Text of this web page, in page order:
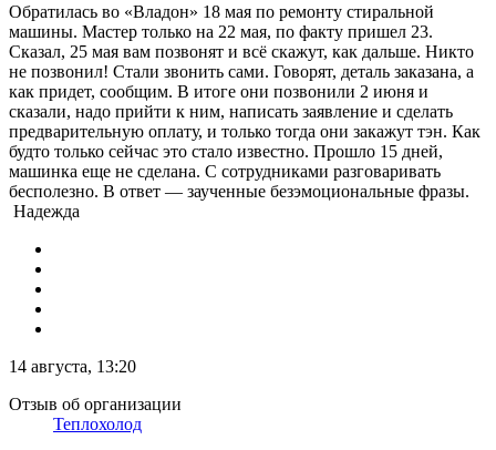
Обратилась во «Владон» 18 мая по ремонту стиральной
машины. Мастер только на 22 мая, по факту пришел 23.
Сказал, 25 мая вам позвонят и всё скажут, как дальше. Никто
не позвонил! Стали звонить сами. Говорят, деталь заказана, а
как придет, сообщим. В итоге они позвонили 2 июня и
сказали, надо прийти к ним, написать заявление и сделать
предварительную оплату, и только тогда они закажут тэн. Как
будто только сейчас это стало известно. Прошло 15 дней,
машинка еще не сделана. С сотрудниками разговаривать
бесполезно. В ответ — заученные безэмоциональные фразы.
Надежда
14 августа, 13:20
Отзыв об организации
Теплохолод